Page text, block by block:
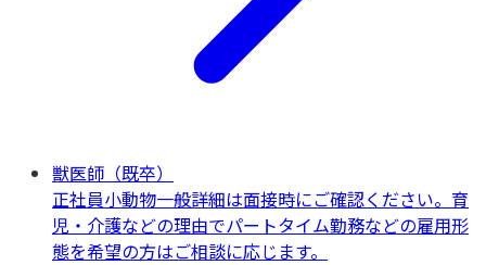
獣医師（既卒）
正社員小動物一般詳細は面接時にご確認ください。育
児・介護などの理由でパートタイム勤務などの雇用形
態を希望の方はご相談に応じます。